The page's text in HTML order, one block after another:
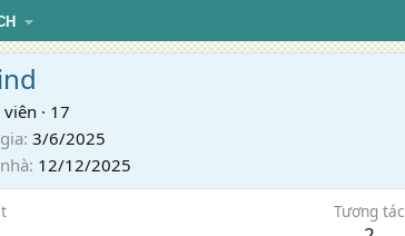
viên · 17
3/6/2025
12/12/2025
Tương tác